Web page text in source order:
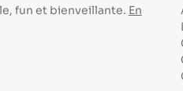
fun et bienveillante. En